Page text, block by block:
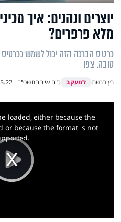
יוצרים ונהנים: איך
מלא פרפרים?
כרטיס הברכה הזה יכול לשמש
טובה. צפו
רץ ברשת למעקב כ"ח אייר התשפ"ב |
Play
loaded, either because the
or because the format is not